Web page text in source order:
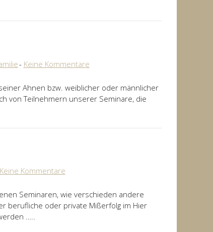
Keine Kommentare
Ahnen bzw. weiblicher oder männlicher
von Teilnehmern unserer Seminare, die
Keine Kommentare
Seminaren, wie verschieden andere
berufliche oder private Mißerfolg im Hier
…..